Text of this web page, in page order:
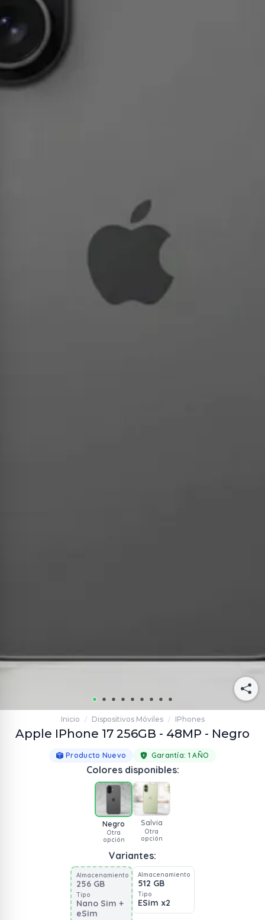
Inicio / Dispositivos Móviles / IPhones
Apple IPhone 17 256GB - 48MP - Negro
Producto Nuevo Garantía: 1 AÑO
Colores disponibles:
Negro
Otra
opción
Salvia
Otra
opción
Variantes:
Almacenamiento
256 GB
Tipo
Nano Sim +
eSim
Almacenamiento
512 GB
Tipo
ESim x2